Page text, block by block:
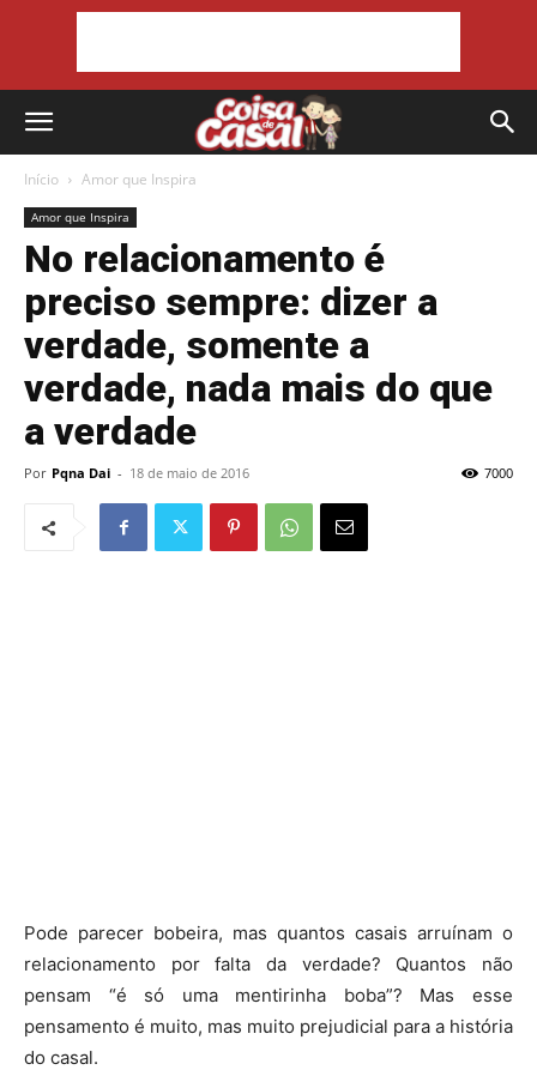
Início Amor que Inspira
Amor que Inspira
No relacionamento é
preciso sempre: dizer a
verdade, somente a
verdade, nada mais do que
a verdade
Por Pqna Dai - 18 de maio de 2016 7000
Pode parecer bobeira, mas quantos casais arruínam o
relacionamento por falta da verdade? Quantos não
pensam “é só uma mentirinha boba”? Mas esse
pensamento é muito, mas muito prejudicial para a história
do casal.